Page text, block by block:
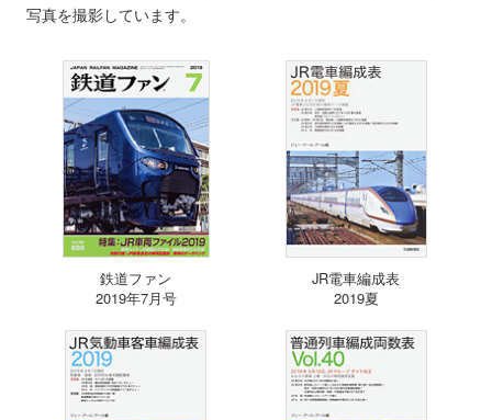
写真を撮影しています。
鉄道ファン
2019年7月号
JR電車編成表
2019夏